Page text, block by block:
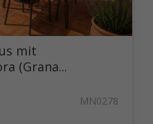
mit
(Grana...
MN0278